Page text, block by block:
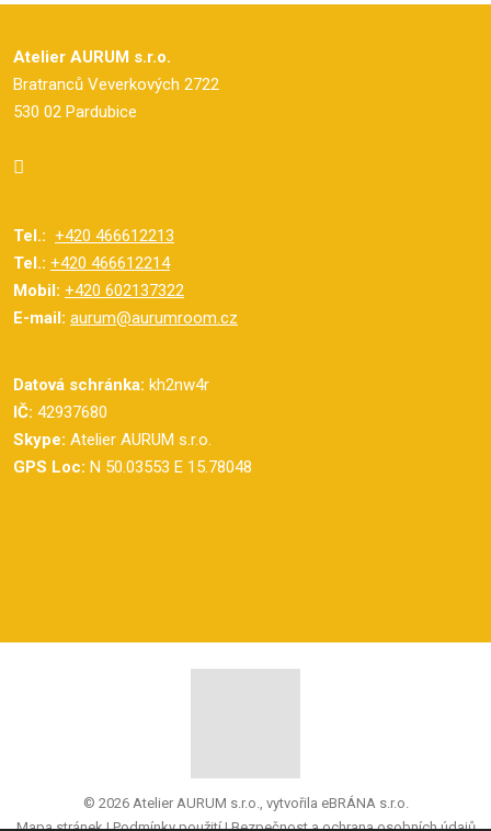
Atelier AURUM s.r.o.
Bratranců Veverkových 2722
530 02 Pardubice
Tel.: +420 466612213
Tel.: +420 466612214
Mobil: +420 602137322
E-mail: aurum@aurumroom.cz
Datová schránka: kh2nw4r
IČ: 42937680
Skype: Atelier AURUM s.r.o.
GPS Loc: N 50.03553 E 15.78048
© 2026 Atelier AURUM s.r.o., vytvořila eBRÁNA s.r.o.
Mapa stránek |Podmínky použití |Bezpečnost a ochrana osobních údajů